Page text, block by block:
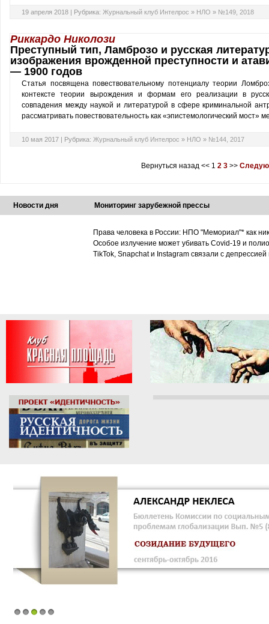
19 апреля 2018 | Рубрика: Журнальный клуб Интелрос » НЛО » №149, 2018
Риккардо Николози
Преступный тип, Ламброзо и русская
изображения врожденной преступности и
— 1900 годов
Статья посвящена повествовательному потенциалу теории
контексте теории вырождения и формам его реализации в
совпадения между наукой и литературой в сфере криминальной
рассматривать повествовательность как «эпистемологический
10 мая 2017 | Рубрика: Журнальный клуб Интелрос » НЛО » №144, 2017
Вернуться назад<< 1 2 3>>
Новости дня Мониторинг зарубежной прессы
Права человека в России: НПО "Мемориал"* как
Особое излучение может убивать Covid-19 и
TikTok, Snapchat и Instagram связали с